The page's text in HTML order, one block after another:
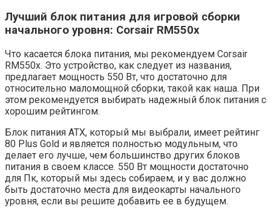
Лучший блок питания для игровой сборки
начального уровня: Corsair RM550x
Что касается блока питания, мы рекомендуем Corsair
RM550x. Это устройство, как следует из названия,
предлагает мощность 550 Вт, что достаточно для
относительно маломощной сборки, такой как наша. При
этом рекомендуется выбирать надежный блок питания с
хорошим рейтингом.
Блок питания ATX, который мы выбрали, имеет рейтинг
80 Plus Gold и является полностью модульным, что
делает его лучше, чем большинство других блоков
питания в своем классе. 550 Вт мощности достаточно
для Пк, который мы здесь собираем, и у вас должно
быть достаточно места для видеокарты начального
уровня, если вы решите добавить ее в будущем.